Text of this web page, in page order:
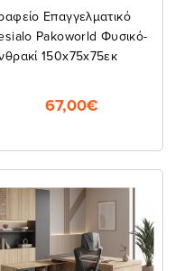
Επαγγελματικό
Pakoworld Φυσικό-
150x75x75εκ
67,00€